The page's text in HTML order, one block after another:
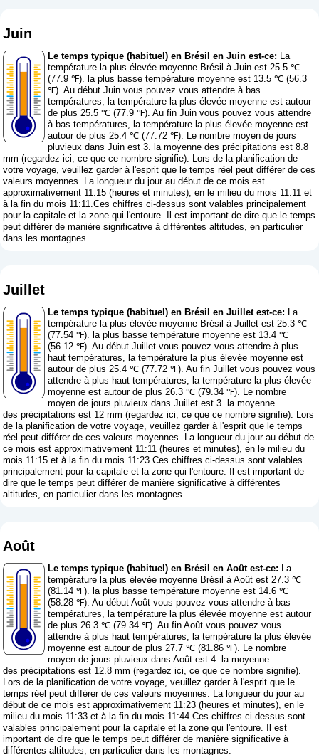
Juin
Le temps typique (habituel) en Brésil en Juin est-ce: La
température la plus élevée moyenne Brésil à Juin est 25.5 ℃
(77.9 ℉). la plus basse température moyenne est 13.5 ℃ (56.3
℉). Au début Juin vous pouvez vous attendre à bas
températures, la température la plus élevée moyenne est autour
de plus 25.5 ℃ (77.9 ℉). Au fin Juin vous pouvez vous attendre
à bas températures, la température la plus élevée moyenne est
autour de plus 25.4 ℃ (77.72 ℉). Le nombre moyen de jours
pluvieux dans Juin est 3. la moyenne des précipitations est 8.8
mm (regardez ici, ce que ce nombre signifie). Lors de la planification de
votre voyage, veuillez garder à l'esprit que le temps réel peut différer de ces
valeurs moyennes. La longueur du jour au début de ce mois est
approximativement 11:15 (heures et minutes), en le milieu du mois 11:11 et
à la fin du mois 11:11.Ces chiffres ci-dessus sont valables principalement
pour la capitale et la zone qui l'entoure. Il est important de dire que le temps
peut différer de manière significative à différentes altitudes, en particulier
dans les montagnes.
Juillet
Le temps typique (habituel) en Brésil en Juillet est-ce: La
température la plus élevée moyenne Brésil à Juillet est 25.3 ℃
(77.54 ℉). la plus basse température moyenne est 13.4 ℃
(56.12 ℉). Au début Juillet vous pouvez vous attendre à plus
haut températures, la température la plus élevée moyenne est
autour de plus 25.4 ℃ (77.72 ℉). Au fin Juillet vous pouvez vous
attendre à plus haut températures, la température la plus élevée
moyenne est autour de plus 26.3 ℃ (79.34 ℉). Le nombre
moyen de jours pluvieux dans Juillet est 3. la moyenne
des précipitations est 12 mm (regardez ici, ce que ce nombre signifie). Lors
de la planification de votre voyage, veuillez garder à l'esprit que le temps
réel peut différer de ces valeurs moyennes. La longueur du jour au début de
ce mois est approximativement 11:11 (heures et minutes), en le milieu du
mois 11:15 et à la fin du mois 11:23.Ces chiffres ci-dessus sont valables
principalement pour la capitale et la zone qui l'entoure. Il est important de
dire que le temps peut différer de manière significative à différentes
altitudes, en particulier dans les montagnes.
Août
Le temps typique (habituel) en Brésil en Août est-ce: La
température la plus élevée moyenne Brésil à Août est 27.3 ℃
(81.14 ℉). la plus basse température moyenne est 14.6 ℃
(58.28 ℉). Au début Août vous pouvez vous attendre à bas
températures, la température la plus élevée moyenne est autour
de plus 26.3 ℃ (79.34 ℉). Au fin Août vous pouvez vous
attendre à plus haut températures, la température la plus élevée
moyenne est autour de plus 27.7 ℃ (81.86 ℉). Le nombre
moyen de jours pluvieux dans Août est 4. la moyenne
des précipitations est 12.8 mm (regardez ici, ce que ce nombre signifie).
Lors de la planification de votre voyage, veuillez garder à l'esprit que le
temps réel peut différer de ces valeurs moyennes. La longueur du jour au
début de ce mois est approximativement 11:23 (heures et minutes), en le
milieu du mois 11:33 et à la fin du mois 11:44.Ces chiffres ci-dessus sont
valables principalement pour la capitale et la zone qui l'entoure. Il est
important de dire que le temps peut différer de manière significative à
différentes altitudes, en particulier dans les montagnes.